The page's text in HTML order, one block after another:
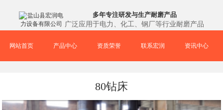
多年专注研发与生产耐磨产品
广泛应用于电力、化工、钢厂等行业耐磨产品
网站首页 产品中心 资质荣誉 联系宏润 资讯中心
80钻床